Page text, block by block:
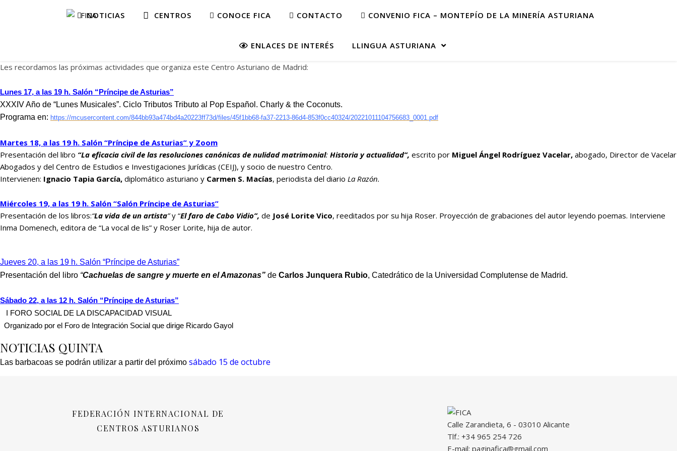
NOTICIAS CENTROS CONOCE FICA CONTACTO CONVENIO FICA – MONTEPÍO DE LA MINERÍA ASTURIANA
ENLACES DE INTERÉS LLINGUA ASTURIANA
Les recordamos las próximas actividades que organiza este Centro Asturiano de Madrid:
Lunes 17, a las 19 h. Salón “Príncipe de Asturias”
XXXIV Año de “Lunes Musicales”. Ciclo Tributos Tributo al Pop Español. Charly & the Coconuts.
Programa en: https://mcusercontent.com/844bb93a474bd4a20223ff73d/files/45f1bb68-fa37-2213-86d4-853f0cc40324/20221011104756683_0001.pdf
Martes 18, a las 19 h. Salón “Príncipe de Asturias” y Zoom
Presentación del libro “La eficacia civil de las resoluciones canónicas de nulidad matrimonial: Historia y actualidad”, escrito por Miguel Ángel Rodríguez Vacelar, abogado, Director de Vacelar
Abogados y del Centro de Estudios e Investigaciones Jurídicas (CEIJ), y socio de nuestro Centro.
Intervienen: Ignacio Tapia García, diplomático asturiano y Carmen S. Macías, periodista del diario La Razón.
Miércoles 19, a las 19 h. Salón “Salón Príncipe de Asturias”
Presentación de los libros:“La vida de un artista”y “El faro de Cabo Vidio”, de José Lorite Vico, reeditados por su hija Roser. Proyección de grabaciones del autor leyendo poemas. Interviene
Inma Domenech, editora de “La vocal de lis” y Roser Lorite, hija de autor.
Jueves 20, a las 19 h. Salón “Príncipe de Asturias”
Presentación del libro “Cachuelas de sangre y muerte en el Amazonas” de Carlos Junquera Rubio, Catedrático de la Universidad Complutense de Madrid.
Sábado 22, a las 12 h. Salón “Príncipe de Asturias”
I FORO SOCIAL DE LA DISCAPACIDAD VISUAL
Organizado por el Foro de Integración Social que dirige Ricardo Gayol
NOTICIAS QUINTA
Las barbacoas se podrán utilizar a partir del próximo sábado 15 de octubre
FEDERACIÓN INTERNACIONAL DE
CENTROS ASTURIANOS
Calle Zarandieta, 6 - 03010 Alicante
Tlf.: +34 965 254 726
E-mail: paginafica@gmail.com